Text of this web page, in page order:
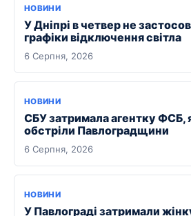
НОВИНИ
У Дніпрі в четвер не
графіки відключення світла
6 Серпня, 2026
НОВИНИ
СБУ затримала агентку ФСБ,
обстріли Павлоградщини
6 Серпня, 2026
НОВИНИ
У Павлограді затримали